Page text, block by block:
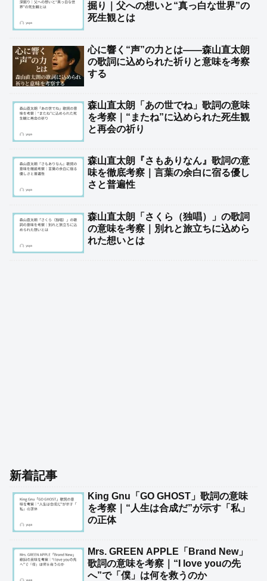
掘り｜父への想いと“真っ白な世界”の
死生観とは
心に響く“声”の力とは——森山直太朗
の歌詞に込められた祈りと意味を考察
する
森山直太朗「あの世でね」歌詞の意味
を考察｜“またね”に込められた死生観
と再会の祈り
森山直太朗『さもありなん』歌詞の意
味を徹底考察｜言葉の余白に宿る優し
さと普遍性
森山直太朗「さくら（独唱）」の歌詞
の意味を考察｜別れと旅立ちに込めら
れた想いとは
新着記事
King Gnu「GO GHOST」歌詞の意味
を考察｜“人生は合成だ”が示す「私」
の正体
Mrs. GREEN APPLE「Brand New」
歌詞の意味を考察｜“I love youの先
へ”で「僕」は何を救うのか